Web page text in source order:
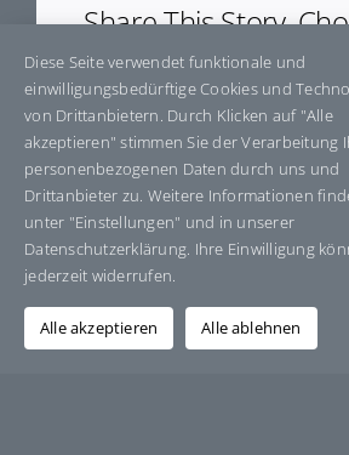
Share This Story,
Platform!
Facebook Bluesky
E-
Mail
Über den Autor: Grafik-
Diese Seite verwendet funktionale und
einwilligungsbedürftige Cookies und
von Drittanbietern. Durch Klicken auf "Alle
akzeptieren" stimmen Sie der Verarbeitung
personenbezogenen Daten durch uns und
Drittanbieter zu. Weitere Informationen
unter "Einstellungen" und in unserer
Datenschutzerklärung. Ihre Einwilligung
jederzeit widerrufen.
Alle akzeptieren Alle ablehnen